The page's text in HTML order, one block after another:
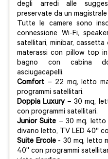
degli arredi alle
preservate da un
Tutte le camere sono
connessione Wi-Fi,
satellitari, minibar,
materassi con pillow top
bagno con cabina
asciugacapelli.
Comfort – 22 mq, letto
programmi satellitari.
Doppia Luxury– 30 mq,
con programmi satellitari.
Junior Suite – 30 mq, letto
divano letto, TV LED 40''
Suite Ercole- 30 mq, letto
40'' con programmi